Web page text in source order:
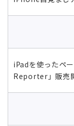
iPadを使ったペ
Reporter」販売